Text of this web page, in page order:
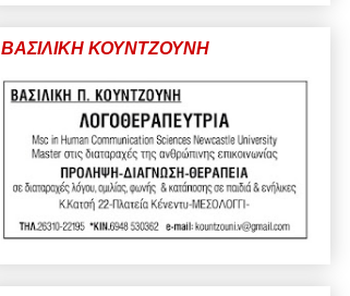
ΒΑΣΙΛΙΚΗ ΚΟΥΝΤΖΟΥΝΗ